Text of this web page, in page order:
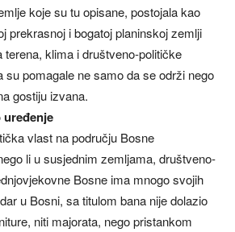
koje su tu opisane, postojala kao
prekrasnoj i bogatoj planinskoj zemlji
terena, klima i društveno-političke
su pomagale ne samo da se održi nego
gostiju izvana.
vlast na području Bosne
li u susjednim zemljama, društveno-
Bosne ima mnogo svojih
u Bosni, sa titulom bana nije dolazio
niti majorata, nego pristankom